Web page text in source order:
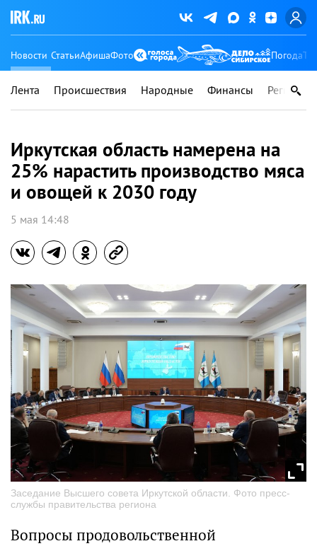
Новости СтатьиАфишаФото Погода
Лента Происшествия Народные Финансы Регионы
Иркутская область намерена на
25% нарастить производство мяса
и овощей к 2030 году
5 мая 14:48
Заседание Высшего совета Иркутской области. Фото пресс-
службы правительства региона
Вопросы продовольственной